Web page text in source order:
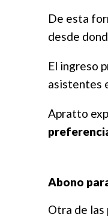
De esta
desde
El ingreso
asistentes
Apratto
Abono
Otra de las